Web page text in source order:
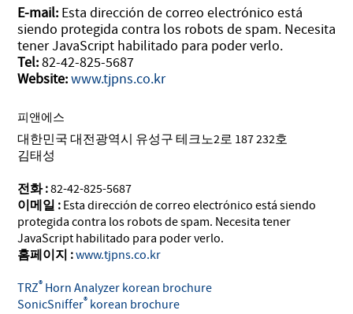
E-mail: Esta dirección de correo electrónico está
siendo protegida contra los robots de spam. Necesita
tener JavaScript habilitado para poder verlo.
Tel:82-42-825-5687
Website:www.tjpns.co.kr
피앤에스
대한민국 대전광역시 유성구 테크노2로 187 232호
김태성
전화 :82-42-825-5687
이메일 :Esta dirección de correo electrónico está siendo
protegida contra los robots de spam. Necesita tener
JavaScript habilitado para poder verlo.
홈페이지 :www.tjpns.co.kr
TRZ® Horn Analyzer korean brochure
SonicSniffer® korean brochure